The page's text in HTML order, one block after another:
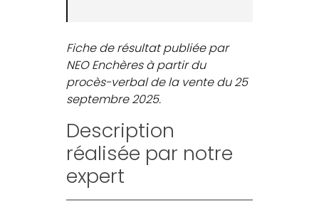
Fiche de résultat publiée par
NEO Enchères à partir du
procès-verbal de la vente du 25
septembre 2025.
Description
réalisée par notre
expert